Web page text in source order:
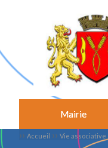
Mairie
›› Accueil ›› Vie associative